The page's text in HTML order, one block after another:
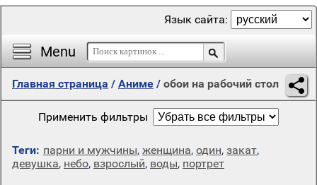
Menu
Язык сайта:
Главная страница / Аниме / обои на рабочий стол
Применить фильтры
Теги: парни и мужчины, женщина, один, закат,
девушка, небо, взрослый, воды, портрет